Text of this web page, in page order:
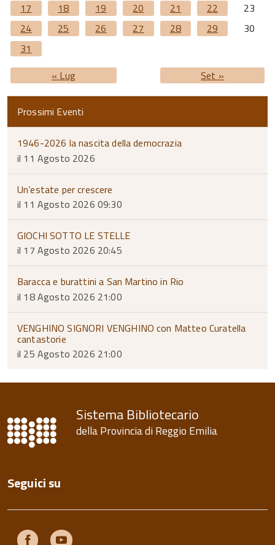
17
18 19 20 21 22
23
24
25 26 27 28 29
30
31
« Lug
Set »
Prossimi Eventi
1946-2026 la nascita della democrazia
il 11 Agosto 2026
Un’estate per crescere
il 11 Agosto 2026 09:30
GIOCHI SOTTO LE STELLE
il 17 Agosto 2026 20:45
Baracca e burattini a San Martino in Rio
il 18 Agosto 2026 21:00
VENGHINO SIGNORI VENGHINO con Matteo Curatella
cantastorie
il 25 Agosto 2026 21:00
Sistema Bibliotecario
della Provincia di Reggio Emilia
Seguici su
Facebook